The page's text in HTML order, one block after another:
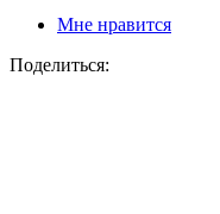
Мне нравится
Поделиться: